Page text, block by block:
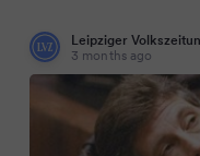
Leipziger
3 months ago